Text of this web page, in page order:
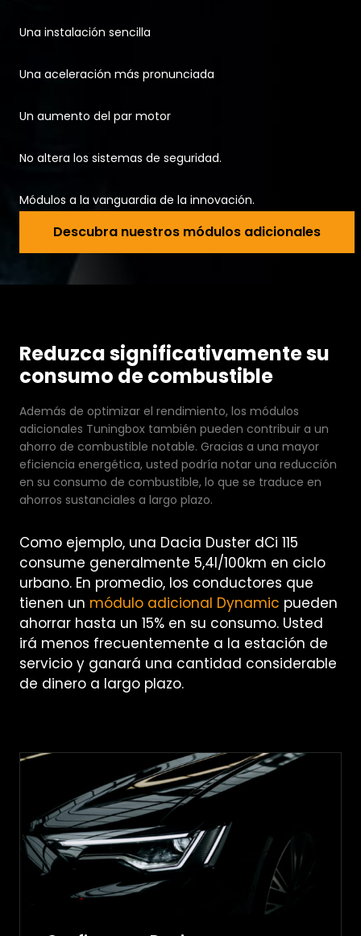
Descubra nuestros módulos adicionales
Una instalación sencilla
Una aceleración más pronunciada
Un aumento del par motor
No altera los sistemas de seguridad.
Módulos a la vanguardia de la innovación.
Reduzca significativamente su
consumo de combustible
Además de optimizar el rendimiento, los módulos
adicionales Tuningbox también pueden contribuir a un
ahorro de combustible notable. Gracias a una mayor
eficiencia energética, usted podría notar una reducción
en su consumo de combustible, lo que se traduce en
ahorros sustanciales a largo plazo.
Como ejemplo, una Dacia Duster dCi 115
consume generalmente 5,4l/100km en ciclo
urbano. En promedio, los conductores que
tienen un módulo adicional Dynamic pueden
ahorrar hasta un 15% en su consumo. Usted
irá menos frecuentemente a la estación de
servicio y ganará una cantidad considerable
de dinero a largo plazo.